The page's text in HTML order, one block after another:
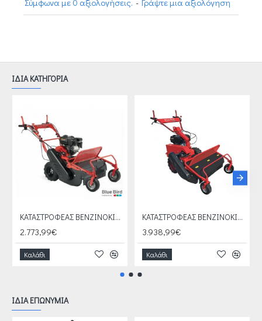
Σύμφωνα με 0 αξιολογήσεις. - Γράψτε μια αξιολόγηση
ΙΔΙΑ ΚΑΤΗΓΟΡΙΑ
ΚΑΤΑΣΤΡΟΦΕΑΣ ΒΕΝΖΙΝΟΚΙΝΗΤΟΣ BLUE BIRD FM 600
2.773,99€
Καλάθι
ΚΑΤΑΣΤΡΟΦΕΑΣ ΒΕΝΖΙΝΟΚΙΝΗΤΟΣ BLUE BIRD FM 750 (SG0813)
3.938,99€
Καλάθι
ΙΔΙΑ ΕΠΩΝΥΜΙΑ